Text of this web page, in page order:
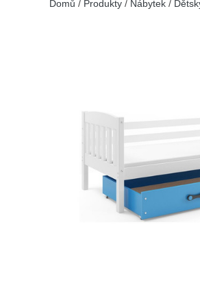
Domů / Produkty / Nábytek /